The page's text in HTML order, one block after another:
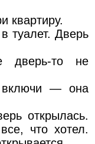
квартиру.
туалет. Дверь
то не
— она
открылась.
что хотел.